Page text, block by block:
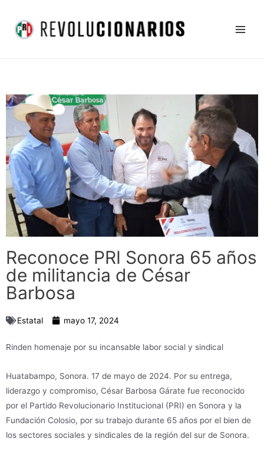
contenido
Reconoce PRI Sonora 65 años
de militancia de César
Barbosa
Estatal mayo 17, 2024
Rinden homenaje por su incansable labor social y sindical
Huatabampo, Sonora. 17 de mayo de 2024. Por su entrega,
liderazgo y compromiso, César Barbosa Gárate fue reconocido
por el Partido Revolucionario Institucional (PRI) en Sonora y la
Fundación Colosio, por su trabajo durante 65 años por el bien de
los sectores sociales y sindicales de la región del sur de Sonora.